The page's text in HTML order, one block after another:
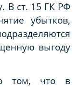
В ст. 15 ГК РФ
убытков,
выгоду
том, что в